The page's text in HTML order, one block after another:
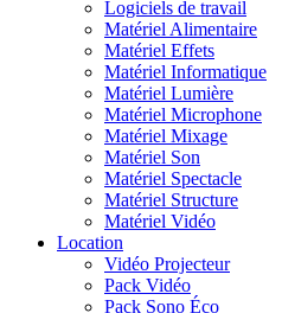
Logiciels de travail
Matériel Alimentaire
Matériel Effets
Matériel Informatique
Matériel Lumière
Matériel Microphone
Matériel Mixage
Matériel Son
Matériel Spectacle
Matériel Structure
Matériel Vidéo
Location
Vidéo Projecteur
Pack Vidéo
Pack Sono Éco